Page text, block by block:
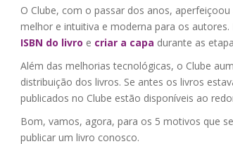
O Clube, com o passar dos anos,
melhor e intuitiva e moderna para os autores.
ISBN do livro e criar a capa durante as
Além das melhorias tecnológicas, o Clube
distribuição dos livros. Se antes os livros
publicados no Clube estão disponíveis ao
Bom, vamos, agora, para os 5 motivos que
publicar um livro conosco.